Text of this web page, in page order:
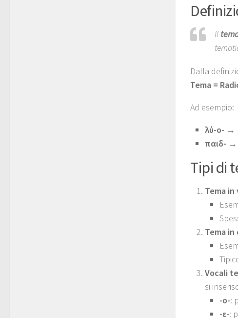
Il
Dalla
Tema =
Ad esempio:
λύ-ο- →
παιδ- →
Tipi di
Tema in
Tema
Vocali
si
-ο-:
-ε-: